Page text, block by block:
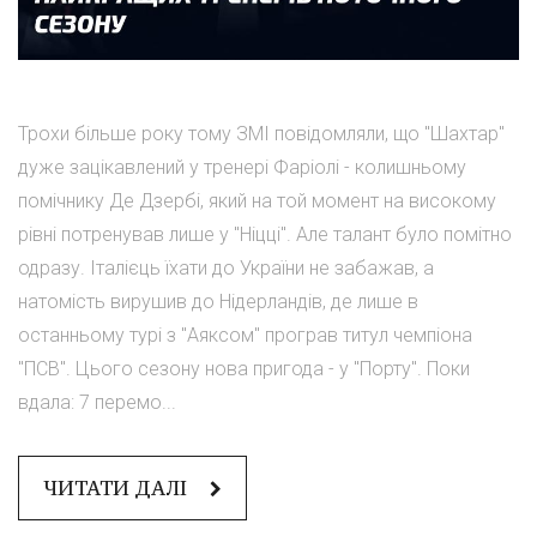
Трохи більше року тому ЗМІ повідомляли, що "Шахтар"
дуже зацікавлений у тренері Фаріолі - колишньому
помічнику Де Дзербі, який на той момент на високому
рівні потренував лише у "Ніцці". Але талант було помітно
одразу. Італієць їхати до України не забажав, а
натомість вирушив до Нідерландів, де лише в
останньому турі з "Аяксом" програв титул чемпіона
"ПСВ". Цього сезону нова пригода - у "Порту". Поки
вдала: 7 перемо...
ЧИТАТИ ДАЛІ